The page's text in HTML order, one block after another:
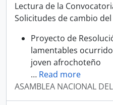
Lectura de la
Solicitudes de cambio
Proyecto de
lamentables
joven afrochoteño
… Read more
ASAMBLEA NACIONAL